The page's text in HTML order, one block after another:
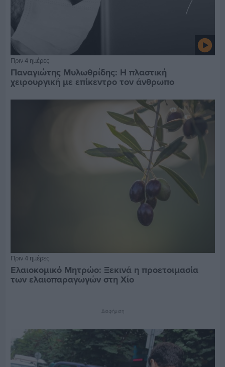
Πριν 4 ημέρες
Παναγιώτης Μυλωθρίδης: Η πλαστική
χειρουργική με επίκεντρο τον άνθρωπο
Πριν 4 ημέρες
Ελαιοκομικό Μητρώο: Ξεκινά η προετοιμασία
των ελαιοπαραγωγών στη Χίο
Διαφήμιση